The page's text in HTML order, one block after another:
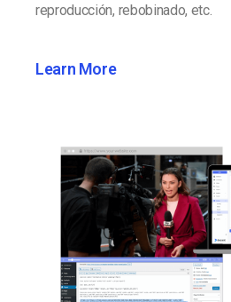
reproducción, rebobinado, etc.
Learn More